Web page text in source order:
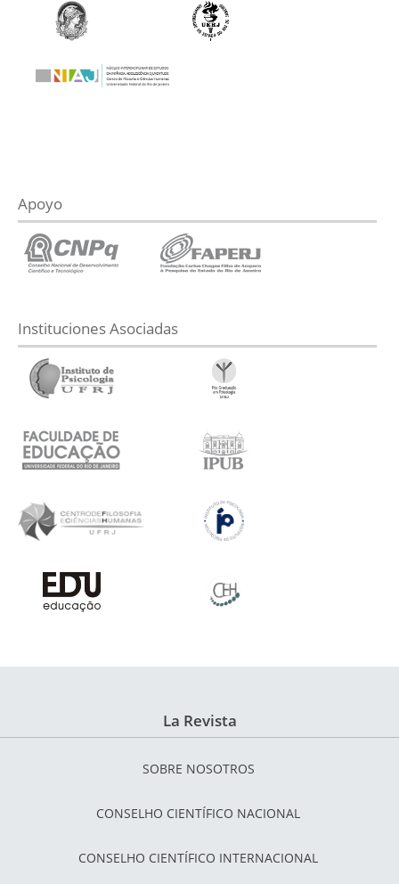
Apoyo
Instituciones Asociadas
La Revista
SOBRE NOSOTROS
CONSELHO CIENTÍFICO NACIONAL
CONSELHO CIENTÍFICO INTERNACIONAL